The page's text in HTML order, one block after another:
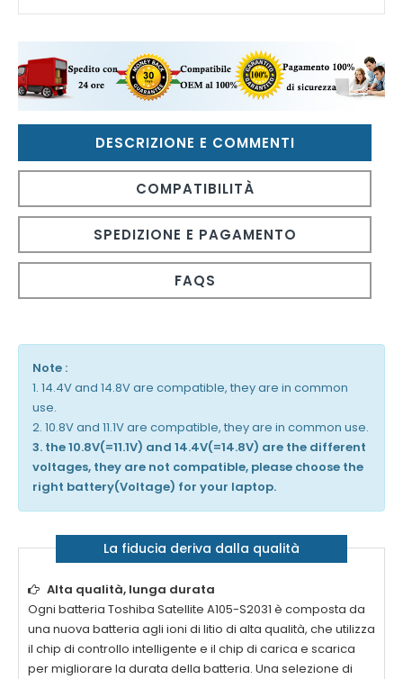
DESCRIZIONE E COMMENTI
COMPATIBILITÀ
SPEDIZIONE E PAGAMENTO
FAQS
Note :
1. 14.4V and 14.8V are compatible, they are in common
use.
2. 10.8V and 11.1V are compatible, they are in common use.
3. the 10.8V(=11.1V) and 14.4V(=14.8V) are the different
voltages, they are not compatible, please choose the
right battery(Voltage) for your laptop.
La fiducia deriva dalla qualità
Alta qualità, lunga durata
Ogni batteria Toshiba Satellite A105-S2031 è composta da
una nuova batteria agli ioni di litio di alta qualità, che utilizza
il chip di controllo intelligente e il chip di carica e scarica
per migliorare la durata della batteria. Una selezione di